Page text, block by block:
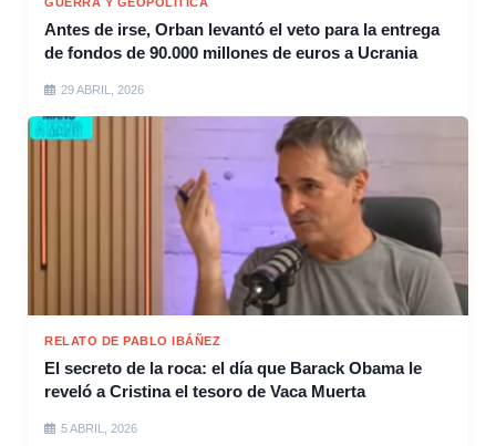
GUERRA Y GEOPOLÍTICA
Antes de irse, Orban levantó el veto para la entrega
de fondos de 90.000 millones de euros a Ucrania
29 ABRIL, 2026
RELATO DE PABLO IBÁÑEZ
El secreto de la roca: el día que Barack Obama le
reveló a Cristina el tesoro de Vaca Muerta
5 ABRIL, 2026